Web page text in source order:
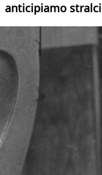
anticipiamo